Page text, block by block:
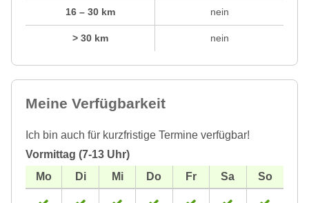
16 – 30 km
> 30 km
nein
nein
Meine Verfügbarkeit
Ich bin auch für kurzfristige Termine verfügbar!
Vormittag (7-13 Uhr)